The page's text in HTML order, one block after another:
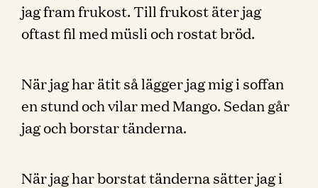
jag fram frukost. Till frukost äter jag
oftast fil med müsli och rostat bröd.
När jag har ätit så lägger jag mig i soffan
en stund och vilar med Mango. Sedan går
jag och borstar tänderna.
När jag har borstat tänderna sätter jag i